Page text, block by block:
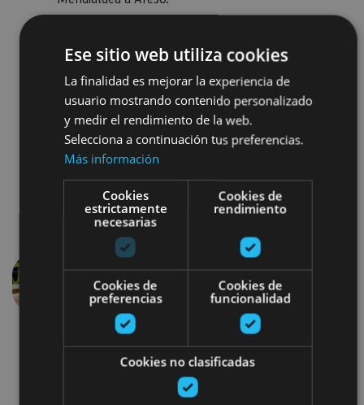
hebdomadaireoù acheter des fruits, légumes,
Précédent
Ese sitio web utiliza cookies
La finalidad es mejorar la experiencia de
usuario mostrando contenido personalizado
y medir el rendimiento de la web.
Selecciona a continuación tus preferencias.
Más información
Cookies
estrictamente
necesarias
Cookies de
rendimiento
Cookies de
preferencias
Cookies de
funcionalidad
Cookies no clasificadas